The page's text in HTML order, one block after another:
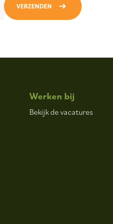
VERZENDEN
Werken bij
Bekijk de vacatures